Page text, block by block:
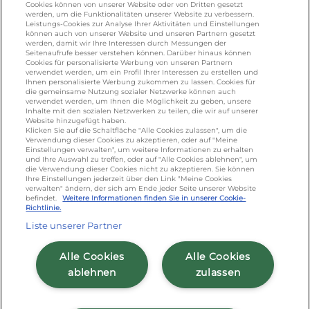
KONTAKT
foodservice.info@de.lactalis.com
Lactalis Deutschland GmbH - Tel: +49 (0)751
887 366 /lactalis.de
Omira Bodenseemilch GmbH - Tel: +49
(0)751 887 366 /omira.de
Cookie Richtlinie Sitemap/Datenschutz
Impressum
AGB
Cookies können von unserer Website oder von Dritten gesetzt
werden, um die Funktionalitäten unserer Website zu verbessern.
Leistungs-Cookies zur Analyse Ihrer Aktivitäten und Einstellungen
können auch von unserer Website und unseren Partnern gesetzt
werden, damit wir Ihre Interessen durch Messungen der
Seitenaufrufe besser verstehen können. Darüber hinaus können
Cookies für personalisierte Werbung von unseren Partnern
verwendet werden, um ein Profil Ihrer Interessen zu erstellen und
Ihnen personalisierte Werbung zukommen zu lassen. Cookies für
die gemeinsame Nutzung sozialer Netzwerke können auch
verwendet werden, um Ihnen die Möglichkeit zu geben, unsere
Inhalte mit den sozialen Netzwerken zu teilen, die wir auf unserer
Website hinzugefügt haben.
Klicken Sie auf die Schaltfläche "Alle Cookies zulassen", um die
Verwendung dieser Cookies zu akzeptieren, oder auf "Meine
Einstellungen verwalten", um weitere Informationen zu erhalten
und Ihre Auswahl zu treffen, oder auf "Alle Cookies ablehnen", um
die Verwendung dieser Cookies nicht zu akzeptieren. Sie können
Ihre Einstellungen jederzeit über den Link "Meine Cookies
verwalten" ändern, der sich am Ende jeder Seite unserer Website
befindet.
Weitere Informationen finden Sie in unserer Cookie-
Richtlinie.
Liste unserer Partner
Alle Cookies
zulassen
Alle Cookies
ablehnen